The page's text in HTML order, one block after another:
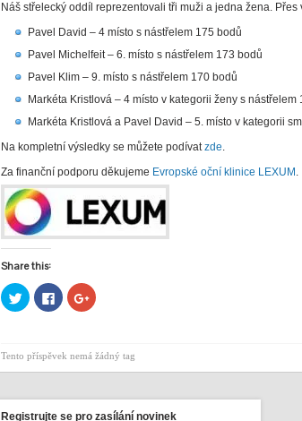
Náš střelecký oddíl reprezentovali tři muži a jedna žena.
Pavel David – 4 místo s nástřelem 175 bodů
Pavel Michelfeit – 6. místo s nástřelem 173 bodů
Pavel Klim – 9. místo s nástřelem 170 bodů
Markéta Kristlová – 4 místo v kategorii ženy s nástřelem
Markéta Kristlová a Pavel David – 5. místo v kategorii
Na kompletní výsledky se můžete podívatzde.
Za finanční podporu děkujeme Evropské oční klinice LEXUM .
Share this:
Sdílet
na
Twitteru
novém
okně)
Click
to
share
se
v
Sdílet
na
novém
okně)
Tento příspěvek nemá žádný tag
Registrujte se pro zasílání novinek